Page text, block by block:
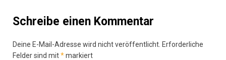
Schreibe einen Kommentar
Deine E-Mail-Adresse wird nicht veröffentlicht. Erforderliche
Felder sind mit*markiert